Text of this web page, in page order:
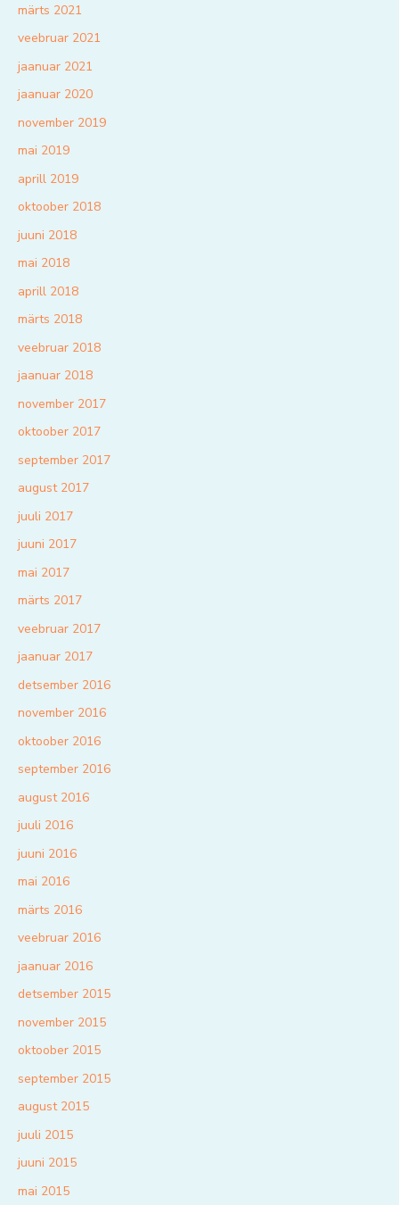
märts 2021
veebruar 2021
jaanuar 2021
jaanuar 2020
november 2019
mai 2019
aprill 2019
oktoober 2018
juuni 2018
mai 2018
aprill 2018
märts 2018
veebruar 2018
jaanuar 2018
november 2017
oktoober 2017
september 2017
august 2017
juuli 2017
juuni 2017
mai 2017
märts 2017
veebruar 2017
jaanuar 2017
detsember 2016
november 2016
oktoober 2016
september 2016
august 2016
juuli 2016
juuni 2016
mai 2016
märts 2016
veebruar 2016
jaanuar 2016
detsember 2015
november 2015
oktoober 2015
september 2015
august 2015
juuli 2015
juuni 2015
mai 2015